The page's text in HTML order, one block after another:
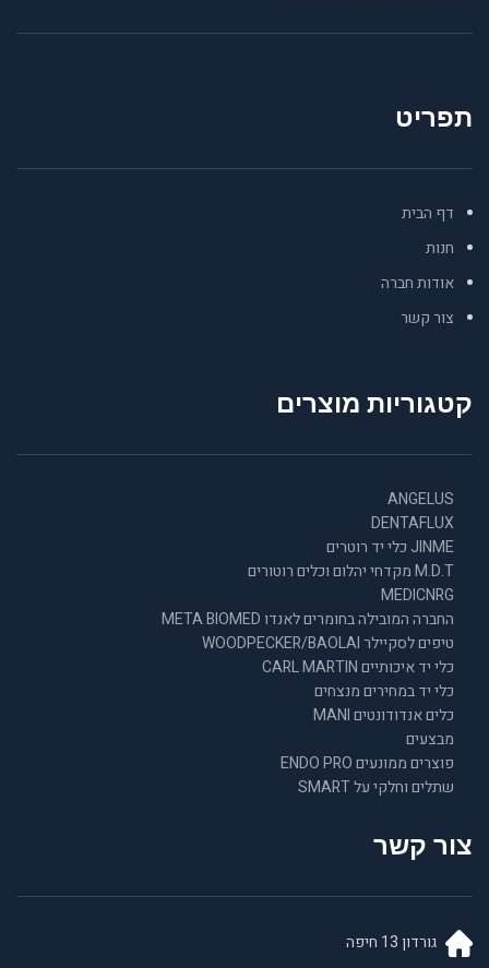
תפריט
דף הבית
חנות
אודות חברה
צור קשר
קטגוריות מוצרים
ANGELUS
DENTAFLUX
JINME כלי יד רוטרים
M.D.T מקדחי יהלום וכלים רוטורים
MEDICNRG
החברה המובילה בחומרים לאנדו META BIOMED
טיפים לסקיילר WOODPECKER/BAOLAI
כלי יד איכותיים CARL MARTIN
כלי יד במחירים מנצחים
כלים אנדודונטים MANI
מבצעים
פוצרים ממונעים ENDO PRO
שתלים וחלקי על SMART
צור קשר
גורדון 13 חיפה